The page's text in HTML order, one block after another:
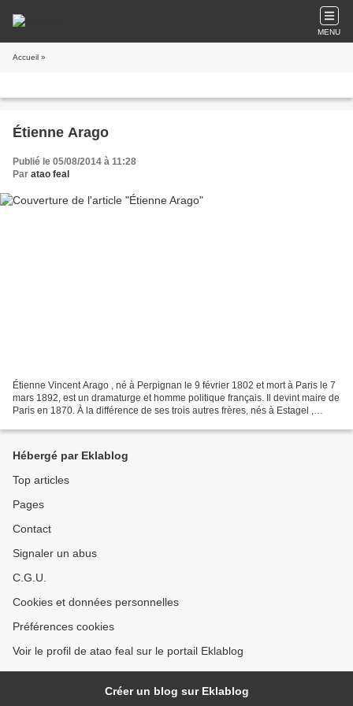
MENU
Accueil »
Étienne Arago
Publié le 05/08/2014 à 11:28
Par atao feal
Étienne Vincent Arago , né à Perpignan le 9 février 1802 et mort à Paris le 7
mars 1892, est un dramaturge et homme politique français. Il devint maire de
Paris en 1870. À la différence de ses trois autres frères, nés à Estagel ,
Hébergé par Eklablog
Top articles
Pages
Contact
Signaler un abus
C.G.U.
Cookies et données personnelles
Préférences cookies
Voir le profil de atao feal sur le portail Eklablog
Créer un blog sur Eklablog